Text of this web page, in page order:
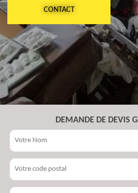
CONTACT
DEMANDE DE DEVIS